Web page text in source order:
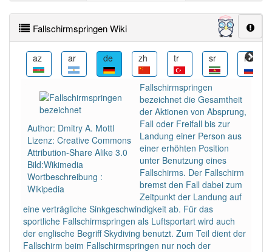
×
Das Wort Fallschirmspringen ist eine Ausnahme.
Wörter, die mit "-
gen" enden, haben fast immer
Artikel:der.
DER:418
DIE:42Ausnahmen Beispiele
DAS:198Ausnahmen Beispiele
Häufigkeit: 4 von 10
Fallschirmspringen Wiki
az ar de zh tr sr ru
Author: Dmitry A. Mottl
Lizenz: Creative Commons
Attribution-Share Alike 3.0
Bild:Wikimedia
Wortbeschreibung :
Wikipedia
Fallschirmspringen
bezeichnet die Gesamtheit
der Aktionen von Absprung,
Fall oder Freifall bis zur
Landung einer Person aus
einer erhöhten Position
unter Benutzung eines
Fallschirms. Der Fallschirm
bremst den Fall dabei zum
Zeitpunkt der Landung auf
eine verträgliche Sinkgeschwindigkeit ab. Für das
sportliche Fallschirmspringen als Luftsportart wird auch
der englische Begriff Skydiving benutzt. Zum Teil dient der
Fallschirm beim Fallschirmspringen nur noch der